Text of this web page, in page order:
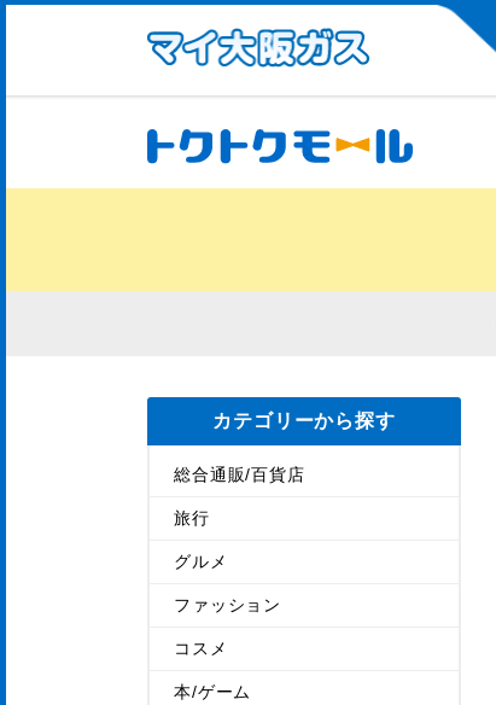
カテゴリーから探す
総合通販/百貨店
旅行
グルメ
ファッション
コスメ
本/ゲーム